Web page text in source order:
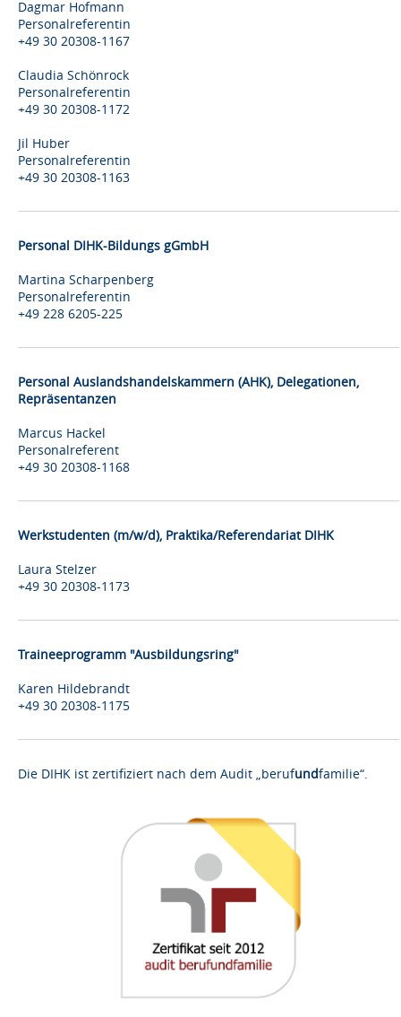
Dagmar Hofmann
Personalreferentin
+49 30 20308-1167
Claudia Schönrock
Personalreferentin
+49 30 20308-1172
Jil Huber
Personalreferentin
+49 30 20308-1163
Personal DIHK-Bildungs gGmbH
Martina Scharpenberg
Personalreferentin
+49 228 6205-225
Personal Auslandshandelskammern (AHK), Delegationen,
Repräsentanzen
Marcus Hackel
Personalreferent
+49 30 20308-1168
Werkstudenten (m/w/d), Praktika/Referendariat DIHK
Laura Stelzer
+49 30 20308-1173
Traineeprogramm "Ausbildungsring"
Karen Hildebrandt
+49 30 20308-1175
Die DIHK ist zertifiziert nach dem Audit „berufundfamilie“.